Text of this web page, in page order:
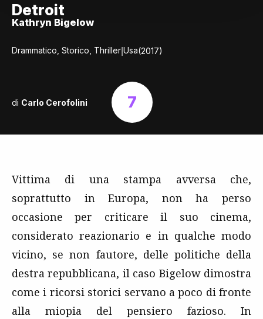
Detroit
Kathryn Bigelow
Drammatico, Storico, Thriller|Usa(2017)
di Carlo Cerofolini 7
Vittima di una stampa avversa che,
soprattutto in Europa, non ha perso
occasione per criticare il suo cinema,
considerato reazionario e in qualche modo
vicino, se non fautore, delle politiche della
destra repubblicana, il caso Bigelow dimostra
come i ricorsi storici servano a poco di fronte
alla miopia del pensiero fazioso. In